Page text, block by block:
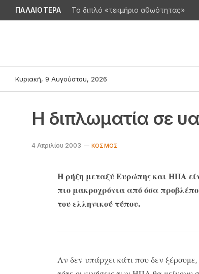
ΠΑΛΑΙΟΤΕΡΑ Το διπλό «τεκμήριο αθωότητας»
Κυριακή, 9 Αυγούστου, 2026
Η διπλωματία σε
4 Απριλίου 2003 ΚΌΣΜΟΣ
Η ρήξη μεταξύ Ευρώπης και ΗΠΑ
πιο μακροχρόνια από όσα
του ελληνικού τύπου.
Αν δεν υπάρχει κάτι που δεν